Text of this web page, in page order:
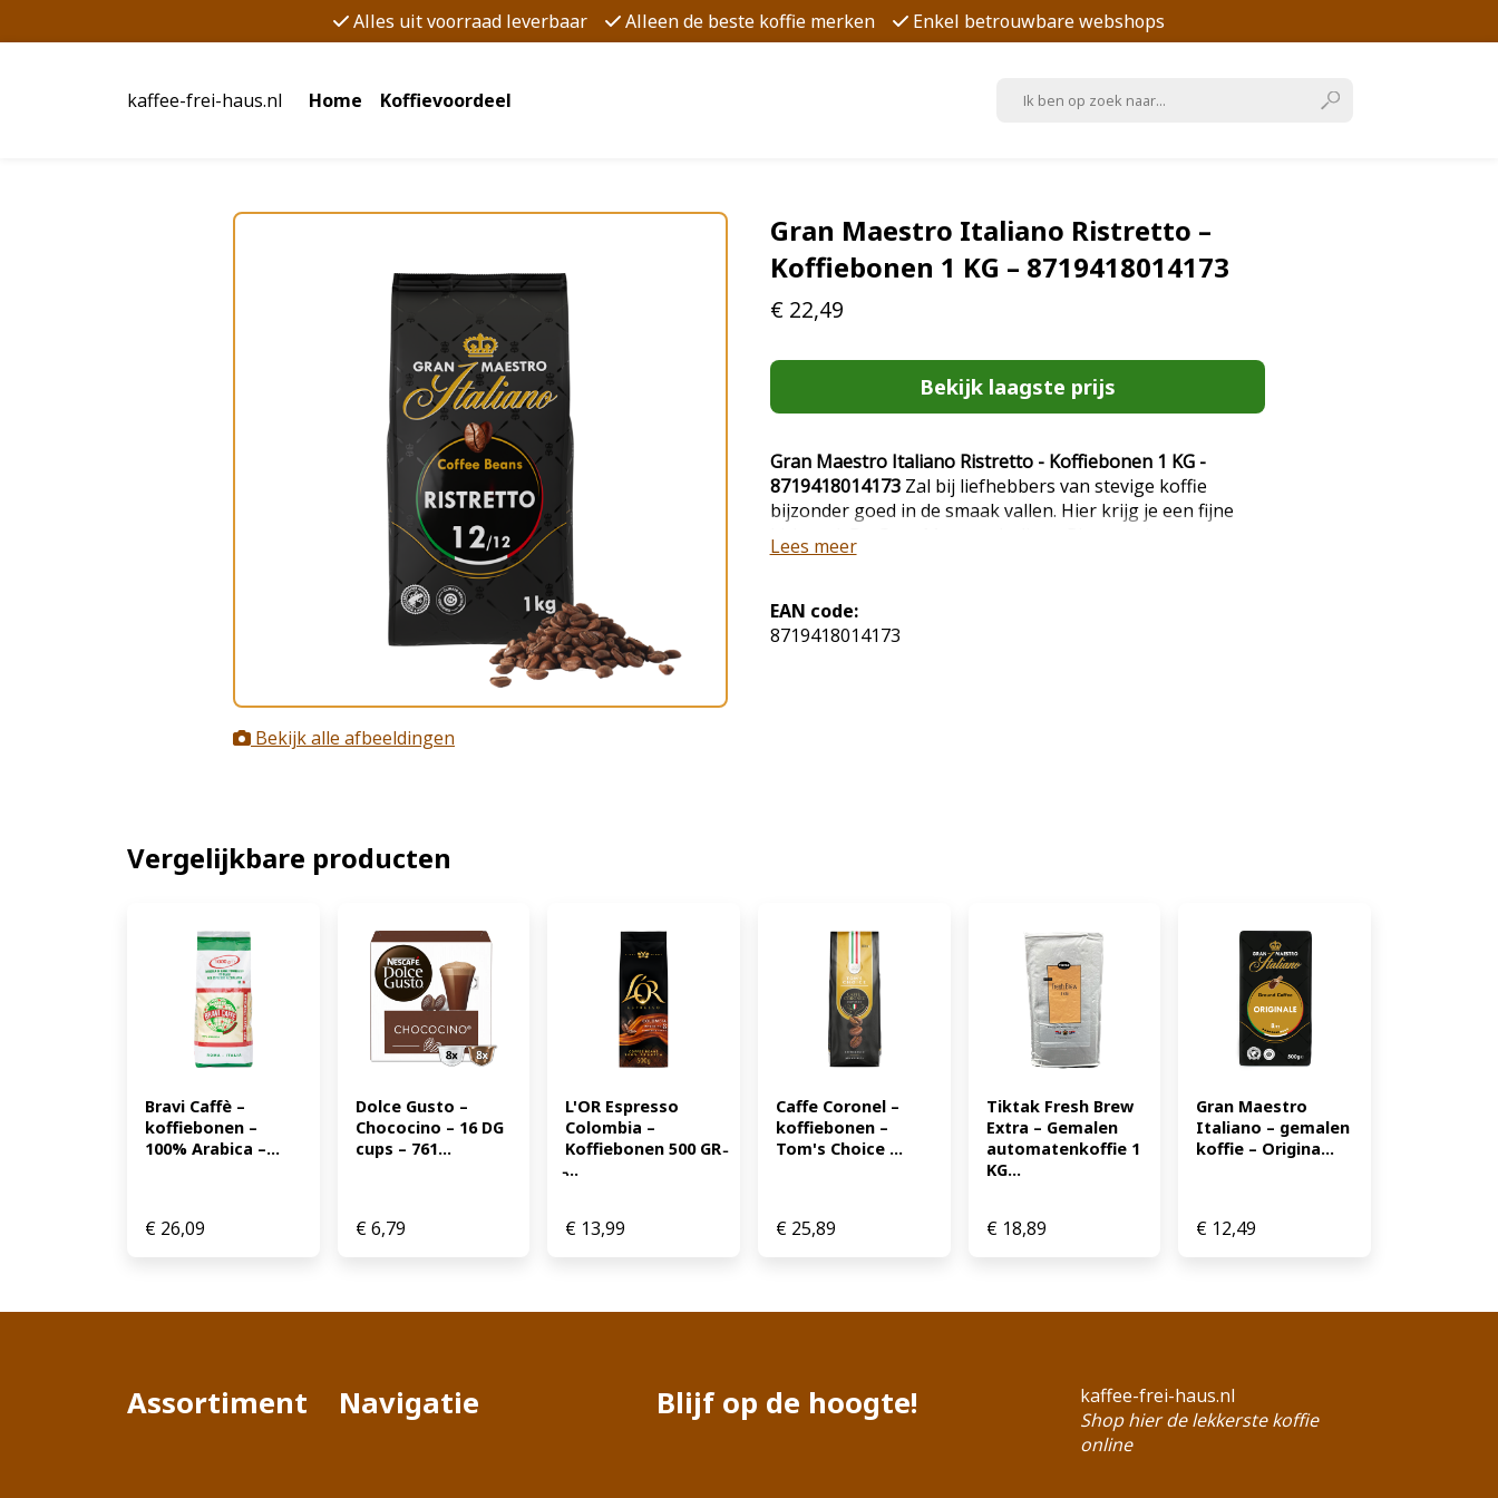
Alles uit voorraad leverbaar Alleen de beste koffie merken Enkel betrouwbare webshops
kaffee-frei-haus.nl Home Koffievoordeel
Bekijk alle afbeeldingen
Gran Maestro Italiano Ristretto –
Koffiebonen 1 KG – 8719418014173
€ 22,49
Bekijk laagste prijs
Gran Maestro Italiano Ristretto - Koffiebonen 1 KG -
8719418014173Zal bij liefhebbers van stevige koffie
bijzonder goed in de smaak vallen. Hier krijg je een fijne
kick van! De Gran Maestro Italiano Ristretto is een
krachtige aromatische dark roast koffie met een intens,
en arabica bonen.
Lees meer
EAN code:
8719418014173
Vergelijkbare producten
Bravi Caffè –
koffiebonen –
100% Arabica –...
€ 26,09
Dolce Gusto –
Chococino – 16 DG
cups – 761...
€6,79
L'OR Espresso
Colombia –
Koffiebonen 500 GR
̵...
€ 13,99
Caffe Coronel –
koffiebonen –
Tom's Choice ...
€25,89
Tiktak Fresh Brew
Extra – Gemalen
automatenkoffie 1
KG...
€18,89
Gran Maestro
Italiano – gemalen
koffie – Origina...
€ 12,49
Assortiment Navigatie Blijf op de hoogte!
kaffee-frei-haus.nl
Shop hier de lekkerste koffie
online